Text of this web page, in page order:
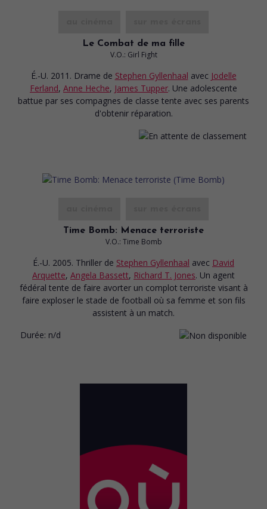
Le Combat de ma fille
V.O.: Girl Fight
É.-U. 2011. Drame de Stephen Gyllenhaal avec Jodelle
Ferland, Anne Heche, James Tupper. Une adolescente
battue par ses compagnes de classe tente avec ses parents
d'obtenir réparation.
Time Bomb: Menace terroriste
V.O.: Time Bomb
É.-U. 2005. Thriller de Stephen Gyllenhaal avec David
Arquette, Angela Bassett, Richard T. Jones. Un agent
fédéral tente de faire avorter un complot terroriste visant à
faire exploser le stade de football où sa femme et son fils
assistent à un match.
Durée: n/d